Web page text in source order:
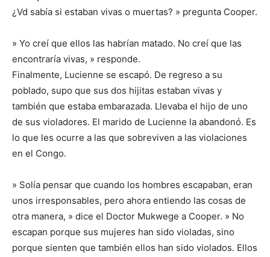
¿Vd sabía si estaban vivas o muertas? » pregunta Cooper.
» Yo creí que ellos las habrían matado. No creí que las
encontraría vivas, » responde.
Finalmente, Lucienne se escapó. De regreso a su
poblado, supo que sus dos hijitas estaban vivas y
también que estaba embarazada. Llevaba el hijo de uno
de sus violadores. El marido de Lucienne la abandonó. Es
lo que les ocurre a las que sobreviven a las violaciones
en el Congo.
» Solía pensar que cuando los hombres escapaban, eran
unos irresponsables, pero ahora entiendo las cosas de
otra manera, » dice el Doctor Mukwege a Cooper. » No
escapan porque sus mujeres han sido violadas, sino
porque sienten que también ellos han sido violados. Ellos